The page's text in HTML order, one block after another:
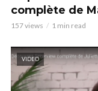
complète de
157 views 1 min read
VIDEO